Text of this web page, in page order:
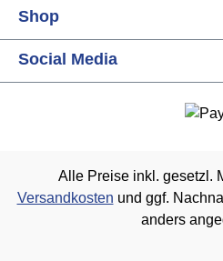
Shop
Social Media
Alle Preise inkl. gesetzl.
Versandkosten und ggf.
anders